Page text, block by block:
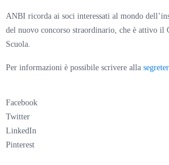
ANBI ricorda ai soci interessati al mondo
del nuovo concorso straordinario, che è attivo
Scuola.
Per informazioni è possibile scrivere alla
Facebook
Twitter
LinkedIn
Pinterest